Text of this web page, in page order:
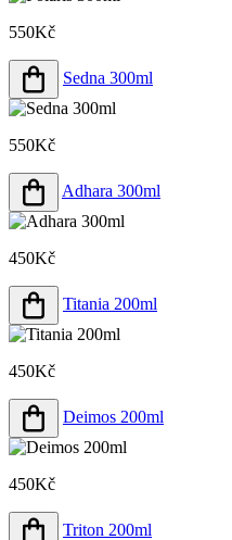
550Kč
Sedna 300ml
550Kč
Adhara 300ml
450Kč
Titania 200ml
450Kč
Deimos 200ml
450Kč
Triton 200ml